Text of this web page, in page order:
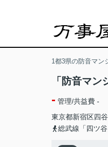
1都3県の防音マン
「防音マ
- 管理/共益費 -
東京都新宿区四
総武線「四ツ